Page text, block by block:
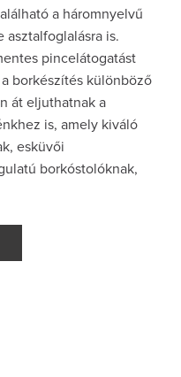
a háromnyelvű
is.
pincelátogatást
borkészítés különböző
át eljuthatnak a
is, amely kiváló
esküvői
borkóstolóknak,